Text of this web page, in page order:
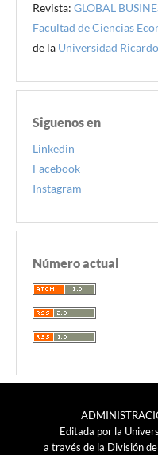
Revista: GLOBAL
Facultad de Ciencias
de la Universidad
Siguenos en
Linkedin
Facebook
Instagram
Número actual
Editada por la
a través de la División